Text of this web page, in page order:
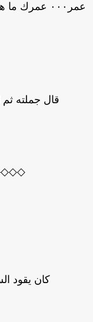
عمر٠٠٠ عمرك
قال جملته ثم
كان يقود